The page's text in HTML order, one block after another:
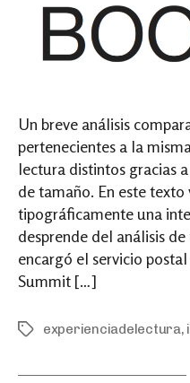
Un breve análisis
pertenecientes a la
lectura distintos gracias
de tamaño. En este texto
tipográficamente una
desprende del análisis
encargó el servicio
Summit […]
Tagsexperienciadelectura,